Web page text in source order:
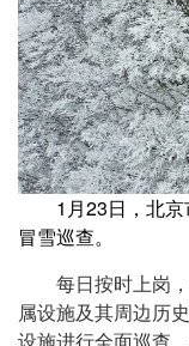
1月23日，北京
冒雪巡查。
每日按时上岗，
属设施及其周边历